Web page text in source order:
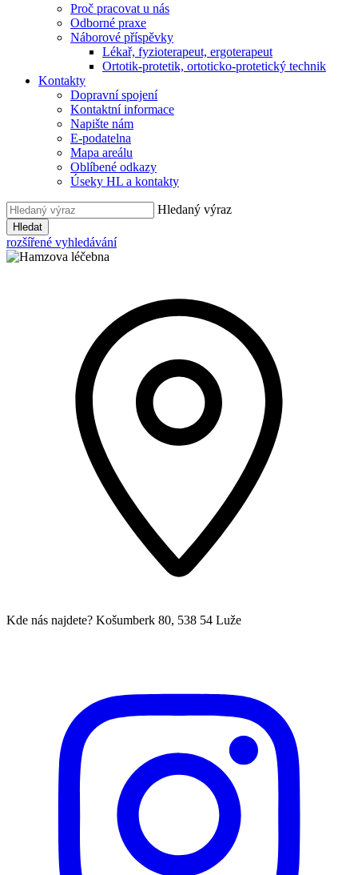
Proč pracovat u nás
Odborné praxe
Náborové příspěvky
Lékař, fyzioterapeut, ergoterapeut
Ortotik-protetik, ortoticko-protetický technik
Kontakty
Dopravní spojení
Kontaktní informace
Napište nám
E-podatelna
Mapa areálu
Oblíbené odkazy
Úseky HL a kontakty
Hledaný výraz
Hledat
rozšířené vyhledávání
Kde nás najdete? Košumberk 80, 538 54 Luže